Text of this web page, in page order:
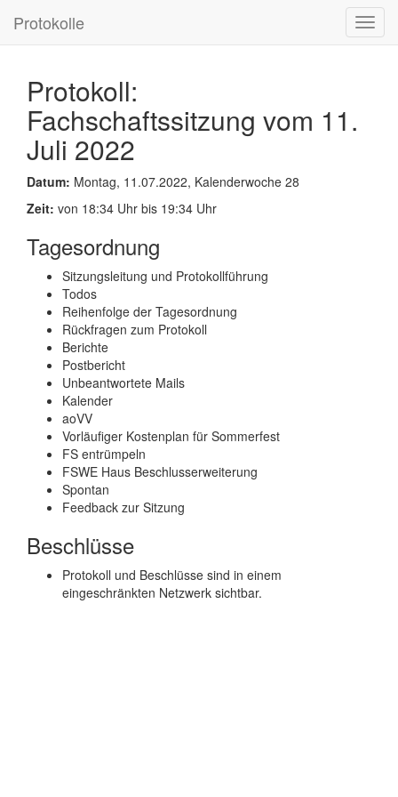
Protokolle
Protokoll:
Fachschaftssitzung vom 11.
Juli 2022
Datum: Montag, 11.07.2022, Kalenderwoche 28
Zeit: von 18:34 Uhr bis 19:34 Uhr
Tagesordnung
Sitzungsleitung und Protokollführung
Todos
Reihenfolge der Tagesordnung
Rückfragen zum Protokoll
Berichte
Postbericht
Unbeantwortete Mails
Kalender
aoVV
Vorläufiger Kostenplan für Sommerfest
FS entrümpeln
FSWE Haus Beschlusserweiterung
Spontan
Feedback zur Sitzung
Beschlüsse
Protokoll und Beschlüsse sind in einem
eingeschränkten Netzwerk sichtbar.